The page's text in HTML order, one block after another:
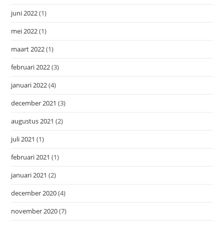
juni 2022(1)
mei 2022(1)
maart 2022(1)
februari 2022(3)
januari 2022(4)
december 2021 (3)
augustus 2021 (2)
juli 2021 (1)
februari 2021 (1)
januari 2021 (2)
december 2020(4)
november 2020(7)